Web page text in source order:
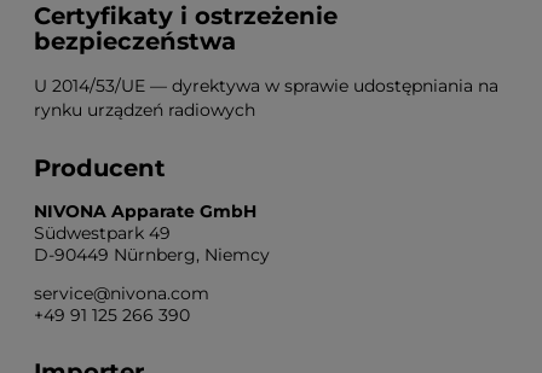
Certyfikaty i ostrzeżenie
bezpieczeństwa
U 2014/53/UE — dyrektywa w sprawie udostępniania na
rynku urządzeń radiowych
Producent
NIVONA Apparate GmbH
Südwestpark 49
D-90449 Nürnberg, Niemcy
service@nivona.com
+49 91 125 266 390